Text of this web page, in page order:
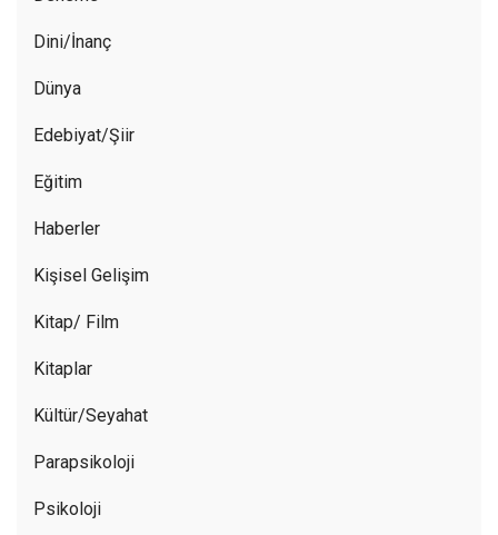
Dini/İnanç
Dünya
Edebiyat/Şiir
Eğitim
Haberler
Kişisel Gelişim
Kitap/ Film
Kitaplar
Kültür/Seyahat
Parapsikoloji
Psikoloji